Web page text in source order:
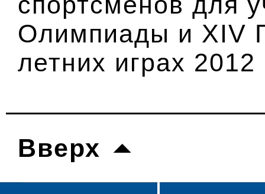
Олимпиады и XIV
летних играх
Вверх